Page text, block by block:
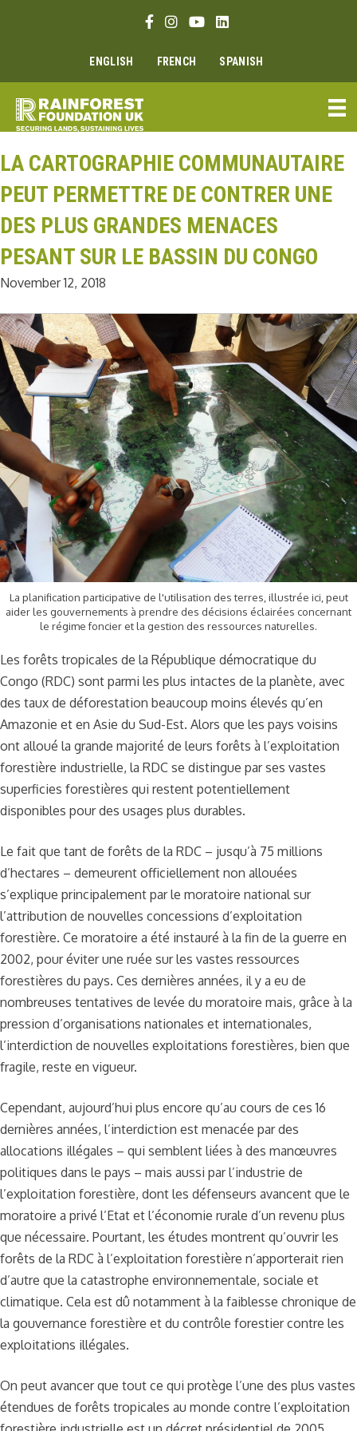
Facebook link
Instagram link
Youtube link
Linkedin link
ENGLISH FRENCH SPANISH
LA CARTOGRAPHIE COMMUNAUTAIRE
PEUT PERMETTRE DE CONTRER UNE
DES PLUS GRANDES MENACES
PESANT SUR LE BASSIN DU CONGO
November 12, 2018
La planification participative de l'utilisation des terres, illustrée ici, peut
aider les gouvernements à prendre des décisions éclairées concernant
le régime foncier et la gestion des ressources naturelles.
Les forêts tropicales de la République démocratique du
Congo (RDC) sont parmi les plus intactes de la planète, avec
des taux de déforestation beaucoup moins élevés qu’en
Amazonie et en Asie du Sud-Est. Alors que les pays voisins
ont alloué la grande majorité de leurs forêts à l’exploitation
forestière industrielle, la RDC se distingue par ses vastes
superficies forestières qui restent potentiellement
disponibles pour des usages plus durables.
Le fait que tant de forêts de la RDC – jusqu’à 75 millions
d’hectares – demeurent officiellement non allouées
s’explique principalement par le moratoire national sur
l’attribution de nouvelles concessions d’exploitation
forestière. Ce moratoire a été instauré à la fin de la guerre en
2002, pour éviter une ruée sur les vastes ressources
forestières du pays. Ces dernières années, il y a eu de
nombreuses tentatives de levée du moratoire mais, grâce à la
pression d’organisations nationales et internationales,
l’interdiction de nouvelles exploitations forestières, bien que
fragile, reste en vigueur.
Cependant, aujourd’hui plus encore qu’au cours de ces 16
dernières années, l’interdiction est menacée par des
allocations illégales – qui semblent liées à des manœuvres
politiques dans le pays – mais aussi par l’industrie de
l’exploitation forestière, dont les défenseurs avancent que le
moratoire a privé l’Etat et l’économie rurale d’un revenu plus
que nécessaire. Pourtant, les études montrent qu’ouvrir les
forêts de la RDC à l’exploitation forestière n’apporterait rien
d’autre que la catastrophe environnementale, sociale et
climatique. Cela est dû notamment à la faiblesse chronique de
la gouvernance forestière et du contrôle forestier contre les
exploitations illégales.
On peut avancer que tout ce qui protège l’une des plus vastes
étendues de forêts tropicales au monde contre l’exploitation